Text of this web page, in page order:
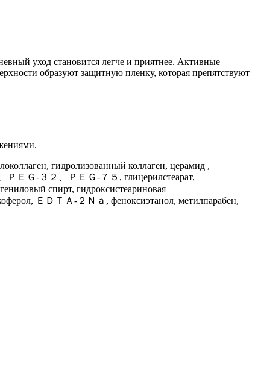
уход становится легче и приятнее. Активные
образуют защитную пленку, которая препятствуют
гидролизованный коллаген, церамид ,
ＰＥＧ-３２、ＰＥＧ-７５, глицерилстеарат,
спирт, гидроксистеариновая
ＥＤＴＡ-２Ｎａ, феноксиэтанол, метилпарабен,